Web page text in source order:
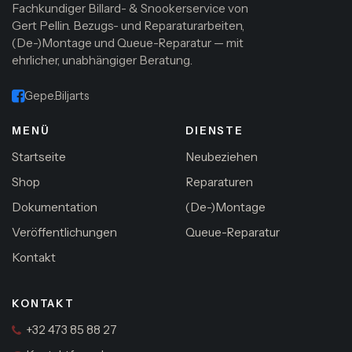
Fachkundiger Billard- & Snookerservice von
Gert Pellin. Bezugs- und Reparaturarbeiten,
(De-)Montage und Queue-Reparatur — mit
ehrlicher, unabhängiger Beratung.
Gepe.Biljarts
MENÜ
Startseite
Shop
Dokumentation
Veröffentlichungen
Kontakt
DIENSTE
Neubeziehen
Reparaturen
(De-)Montage
Queue-Reparatur
KONTAKT
+32 473 85 88 27